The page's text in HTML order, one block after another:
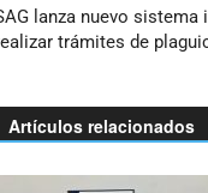
lanza nuevo
trámites de
Artículos relacionados